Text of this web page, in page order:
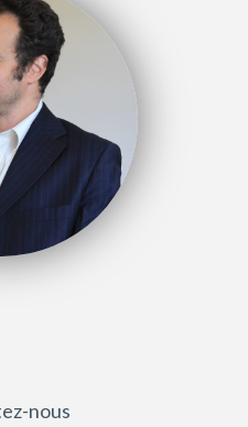
nous